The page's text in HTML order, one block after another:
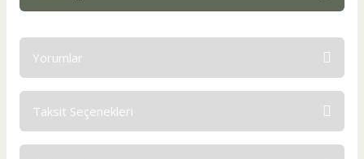
Yorumlar
Taksit Seçenekleri